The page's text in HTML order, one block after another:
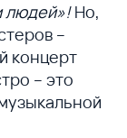
людей»!Но,
–
концерт
– это